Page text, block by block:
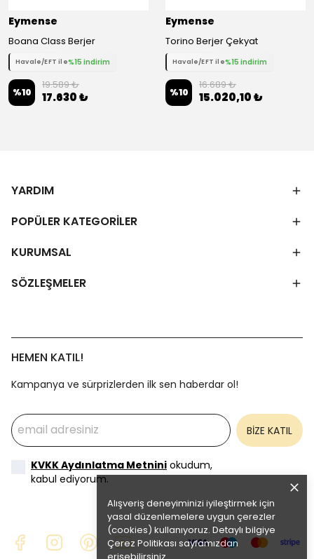
Alışveriş deneyiminizi iyileştirmek için
yasal düzenlemelere uygun çerezler
(cookies) kullanıyoruz. Detaylı bilgiye
Çerez Politikası sayfamızdan
Eymense
Boana Class Berjer
Havale/EFT ile%15 indirim
%10
19.589 ₺
17.630 ₺
Eymense
Torino Berjer Çekyat
Havale/EFT ile%15 indirim
%10
16.689 ₺
15.020,10 ₺
YARDIM
POPÜLER KATEGORİLER
KURUMSAL
SÖZLEŞMELER
HEMEN KATIL!
Kampanya ve sürprizlerden ilk sen haberdar ol!
BİZE KATIL
KVKK Aydınlatma Metnini okudum,
kabul ediyorum.